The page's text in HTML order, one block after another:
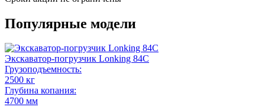
Популярные модели
Экскаватор-погрузчик Lonking 84C
Грузоподъемность:
2500 кг
Глубина копания:
4700 мм